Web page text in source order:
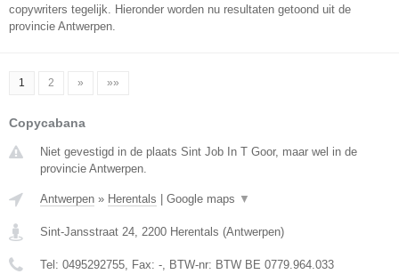
copywriters tegelijk. Hieronder worden nu resultaten getoond uit de
provincie Antwerpen.
1 2 » »»
Copycabana
Niet gevestigd in de plaats Sint Job In T Goor, maar wel in de
provincie Antwerpen.
Antwerpen » Herentals Google maps ▼
Sint-Jansstraat 24, 2200 Herentals (Antwerpen)
Tel: 0495292755, Fax: -, BTW-nr: BTW BE 0779.964.033